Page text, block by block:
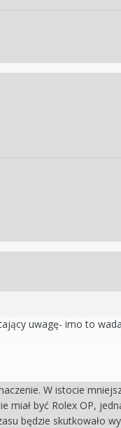
uwagę- imo to
W istocie
miał być Rolex OP,
będzie skutkowało